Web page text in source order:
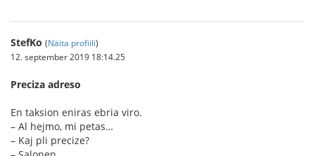
StefKo (Näita profiili)
12. september 2019 18:14.25
Preciza adreso
En taksion eniras ebria viro.
– Al hejmo, mi petas…
– Kaj pli precize?